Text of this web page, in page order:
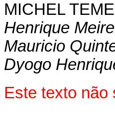
MICHEL
Henrique
Mauricio
Dyogo
Este texto não